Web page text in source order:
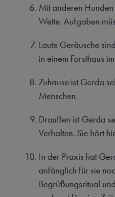
Mit anderen Hunden
Wette. Aufgaben
Laute Geräusche
in einem Forsthaus
Zuhause ist Gerda
Menschen.
Draußen ist Gerda
Verhalten. Sie hört
In der Praxis hat
anfänglich für sie
Begrüßungsritual